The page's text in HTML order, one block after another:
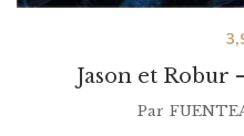
Jason et Robur
Par